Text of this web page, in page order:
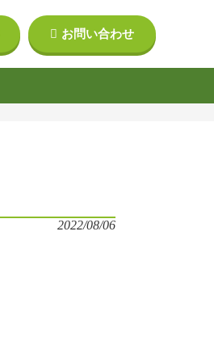
お問い合わせ
2022/08/06